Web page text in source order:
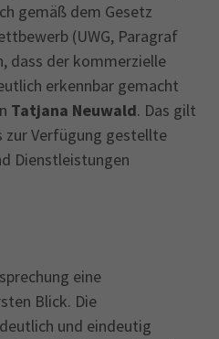
gemäß dem Gesetz
(UWG, Paragraf
dass der kommerzielle
erkennbar gemacht
Tatjana Neuwald. Das gilt
zur Verfügung gestellte
Dienstleistungen
eine
Blick. Die
und eindeutig